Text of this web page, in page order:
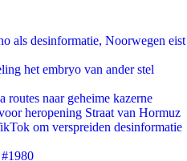
als desinformatie, Noorwegen eist
het embryo van ander stel
naar geheime kazerne
heropening Straat van Hormuz
om verspreiden desinformatie